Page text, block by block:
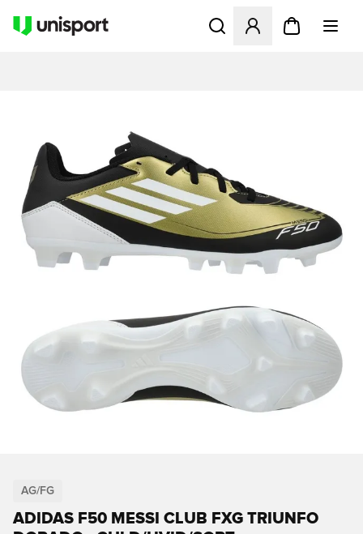
Åbner en Modal til at
AG/FG
ADIDAS F50 MESSI CLUB FXG TRIUNFO